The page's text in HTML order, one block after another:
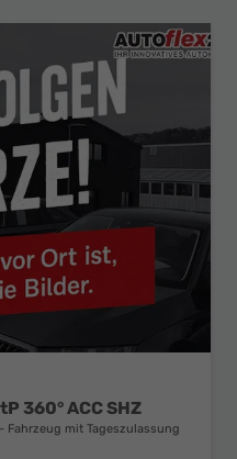
360° ACC SHZ
Fahrzeug mit Tageszulassung